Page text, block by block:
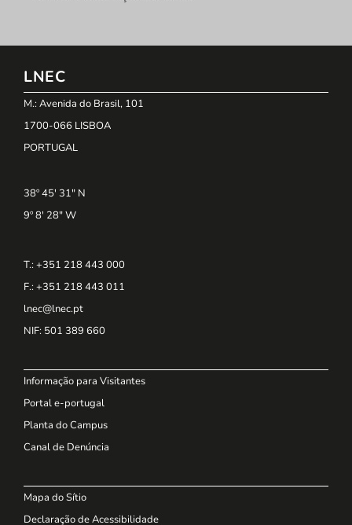
LNEC
M.: Avenida do Brasil, 101
1700-066 LISBOA
PORTUGAL
38º 45' 31" N
9º 8' 28" W
T.: +351 218 443 000
F.: +351 218 443 011
lnec@lnec.pt
NIF: 501 389 660
Informação para Visitantes
Portal e-portugal
Planta do Campus
Canal de Denúncia
Mapa do Sítio
Declaração de Acessibilidade